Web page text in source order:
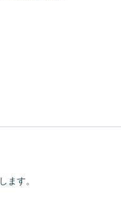
ます。